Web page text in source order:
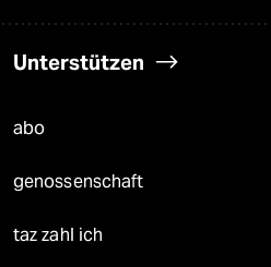
Unterstützen
abo
genossenschaft
taz zahl ich